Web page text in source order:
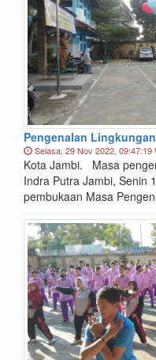
Pengenalan
Selasa, 29 Nov 2022, 09:47:19
Kota Jambi. Masa
Indra Putra Jambi, Senin
pembukaan Masa